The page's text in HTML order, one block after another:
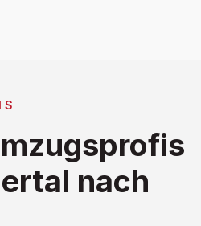
nach